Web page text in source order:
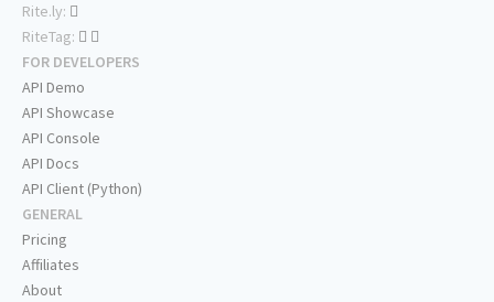
Rite.ly:
RiteTag:
FOR DEVELOPERS
API Demo
API Showcase
API Console
API Docs
API Client (Python)
GENERAL
Pricing
Affiliates
About